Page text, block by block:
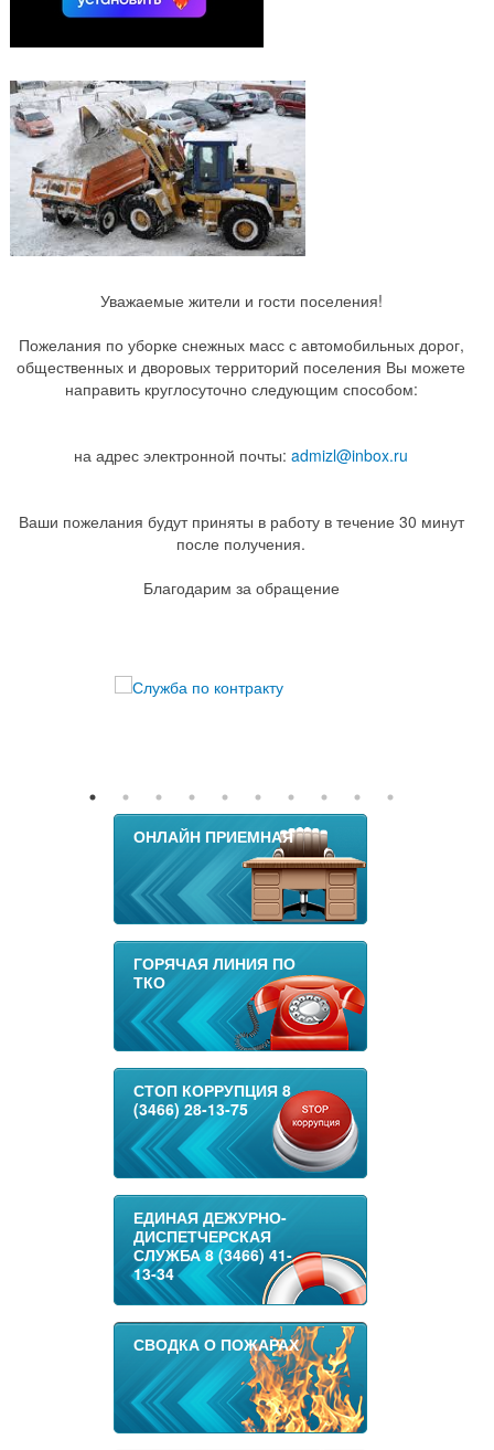
Уважаемые жители и гости поселения!
Пожелания по уборке снежных масс с автомобильных дорог,
общественных и дворовых территорий поселения Вы можете
направить круглосуточно следующим способом:
на адрес электронной почты: admizl@inbox.ru
Ваши пожелания будут приняты в работу в течение 30 минут
после получения.
Благодарим за обращение
ОНЛАЙН ПРИЕМНАЯ
ГОРЯЧАЯ ЛИНИЯ ПО
ТКО
СТОП КОРРУПЦИЯ 8
(3466) 28-13-75
ЕДИНАЯ ДЕЖУРНО-
ДИСПЕТЧЕРСКАЯ
СЛУЖБА 8 (3466) 41-
13-34
СВОДКА О ПОЖАРАХ